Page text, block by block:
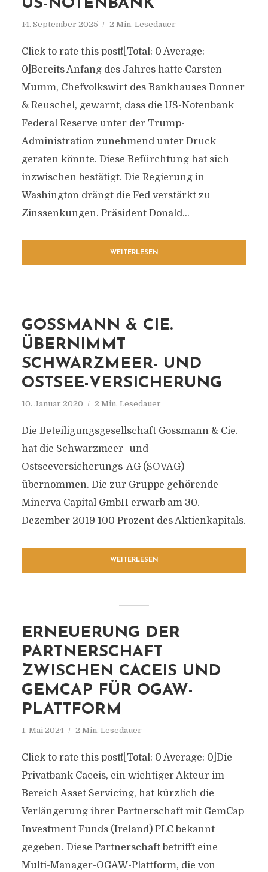
US-NOTENBANK
14. September 2025 2 Min. Lesedauer
Click to rate this post![Total: 0 Average:
0]Bereits Anfang des Jahres hatte Carsten
Mumm, Chefvolkswirt des Bankhauses Donner
& Reuschel, gewarnt, dass die US-Notenbank
Federal Reserve unter der Trump-
Administration zunehmend unter Druck
geraten könnte. Diese Befürchtung hat sich
inzwischen bestätigt. Die Regierung in
Washington drängt die Fed verstärkt zu
Zinssenkungen. Präsident Donald...
WEITERLESEN
GOSSMANN & CIE.
ÜBERNIMMT
SCHWARZMEER- UND
OSTSEE-VERSICHERUNG
10. Januar 2020 2 Min. Lesedauer
Die Beteiligungsgesellschaft Gossmann & Cie.
hat die Schwarzmeer- und
Ostseeversicherungs-AG (SOVAG)
übernommen. Die zur Gruppe gehörende
Minerva Capital GmbH erwarb am 30.
Dezember 2019 100 Prozent des Aktienkapitals.
WEITERLESEN
ERNEUERUNG DER
PARTNERSCHAFT
ZWISCHEN CACEIS UND
GEMCAP FÜR OGAW-
PLATTFORM
1. Mai 2024 2 Min. Lesedauer
Click to rate this post![Total: 0 Average: 0]Die
Privatbank Caceis, ein wichtiger Akteur im
Bereich Asset Servicing, hat kürzlich die
Verlängerung ihrer Partnerschaft mit GemCap
Investment Funds (Ireland) PLC bekannt
gegeben. Diese Partnerschaft betrifft eine
Multi-Manager-OGAW-Plattform, die von